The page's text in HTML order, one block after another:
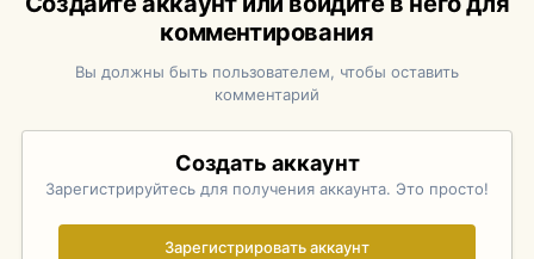
комментирования
Вы должны быть пользователем, чтобы оставить
комментарий
Создать аккаунт
Зарегистрируйтесь для получения аккаунта. Это просто!
Зарегистрировать аккаунт